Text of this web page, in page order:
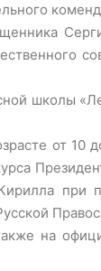
школы
от 10
при
на